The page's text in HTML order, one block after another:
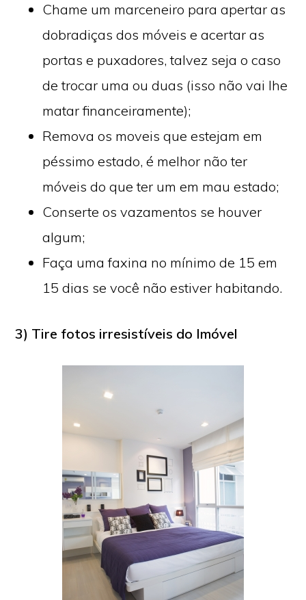
Chame um marceneiro para apertar as
dobradiças dos móveis e acertar as
portas e puxadores, talvez seja o caso
de trocar uma ou duas (isso não vai lhe
matar financeiramente);
Remova os moveis que estejam em
péssimo estado, é melhor não ter
móveis do que ter um em mau estado;
Conserte os vazamentos se houver
algum;
Faça uma faxina no mínimo de 15 em
15 dias se você não estiver habitando.
3) Tire fotos irresistíveis do Imóvel